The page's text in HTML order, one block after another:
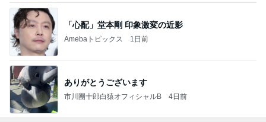
「心配」堂本剛 印象激変の近影
Amebaトピックス 1日前
ありがとうございます
市川團十郎白猿オフィシャルB 4日前